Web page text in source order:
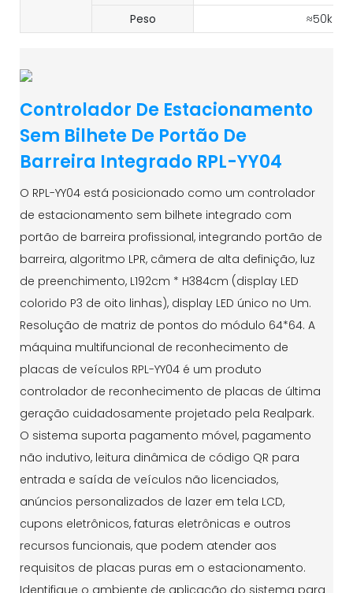
Peso ≈50kg
Controlador De Estacionamento
Sem Bilhete De Portão De
Barreira Integrado RPL-YY04
O RPL-YY04 está posicionado como um controlador
de estacionamento sem bilhete integrado com
portão de barreira profissional, integrando portão de
barreira, algoritmo LPR, câmera de alta definição, luz
de preenchimento, L192cm * H384cm (display LED
colorido P3 de oito linhas), display LED único no Um.
Resolução de matriz de pontos do módulo 64*64. A
máquina multifuncional de reconhecimento de
placas de veículos RPL-YY04 é um produto
controlador de reconhecimento de placas de última
geração cuidadosamente projetado pela Realpark.
O sistema suporta pagamento móvel, pagamento
não indutivo, leitura dinâmica de código QR para
entrada e saída de veículos não licenciados,
anúncios personalizados de lazer em tela LCD,
cupons eletrônicos, faturas eletrônicas e outros
recursos funcionais, que podem atender aos
requisitos de placas puras em o estacionamento.